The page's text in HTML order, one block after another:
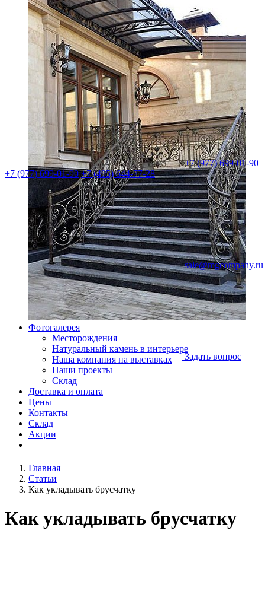
Фотогалерея
Месторождения
Натуральный камень в интерьере
Наша компания на выставках
Наши проекты
Склад
Доставка и оплата
Цены
Контакты
Склад
Акции
+7 (977) 699-01-90
+7 (977) 699-01-90 +7 (495) 644-77-28
sale@mgcompany.ru
Задать вопрос
Главная
Статьи
Как укладывать брусчатку
Как укладывать брусчатку